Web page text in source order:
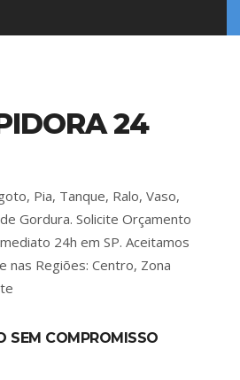
24
Pia, Tanque, Ralo, Vaso,
Gordura. Solicite Orçamento
24h em SP. Aceitamos
nas Regiões: Centro, Zona
SEM COMPROMISSO